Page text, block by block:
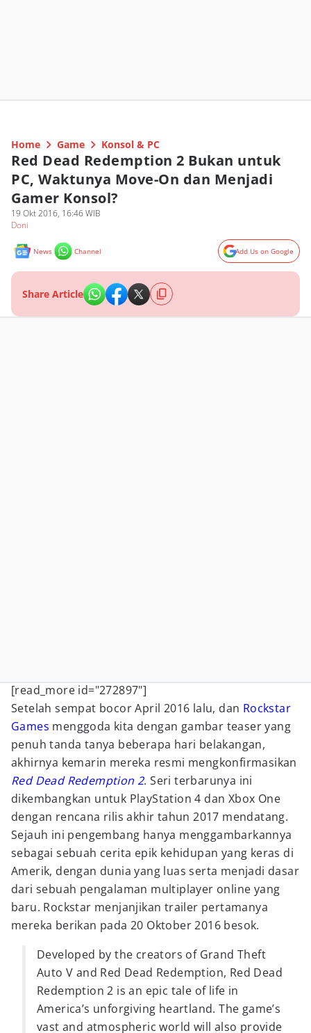
Home Game Konsol & PC
Red Dead Redemption 2 Bukan untuk
PC, Waktunya Move-On dan Menjadi
Gamer Konsol?
19 Okt 2016, 16:46 WIB
Doni
News Channel Add Us on Google
Share Article
[read_more id="272897"]
Setelah sempat bocor April 2016 lalu, dan Rockstar
Games menggoda kita dengan gambar teaser yang
penuh tanda tanya beberapa hari belakangan,
akhirnya kemarin mereka resmi mengkonfirmasikan
Red Dead Redemption 2. Seri terbarunya ini
dikembangkan untuk PlayStation 4 dan Xbox One
dengan rencana rilis akhir tahun 2017 mendatang.
Sejauh ini pengembang hanya menggambarkannya
sebagai sebuah cerita epik kehidupan yang keras di
Amerik, dengan dunia yang luas serta menjadi dasar
dari sebuah pengalaman multiplayer online yang
baru. Rockstar menjanjikan trailer pertamanya
mereka berikan pada 20 Oktober 2016 besok.
Developed by the creators of Grand Theft
Auto V and Red Dead Redemption, Red Dead
Redemption 2 is an epic tale of life in
America’s unforgiving heartland. The game’s
vast and atmospheric world will also provide